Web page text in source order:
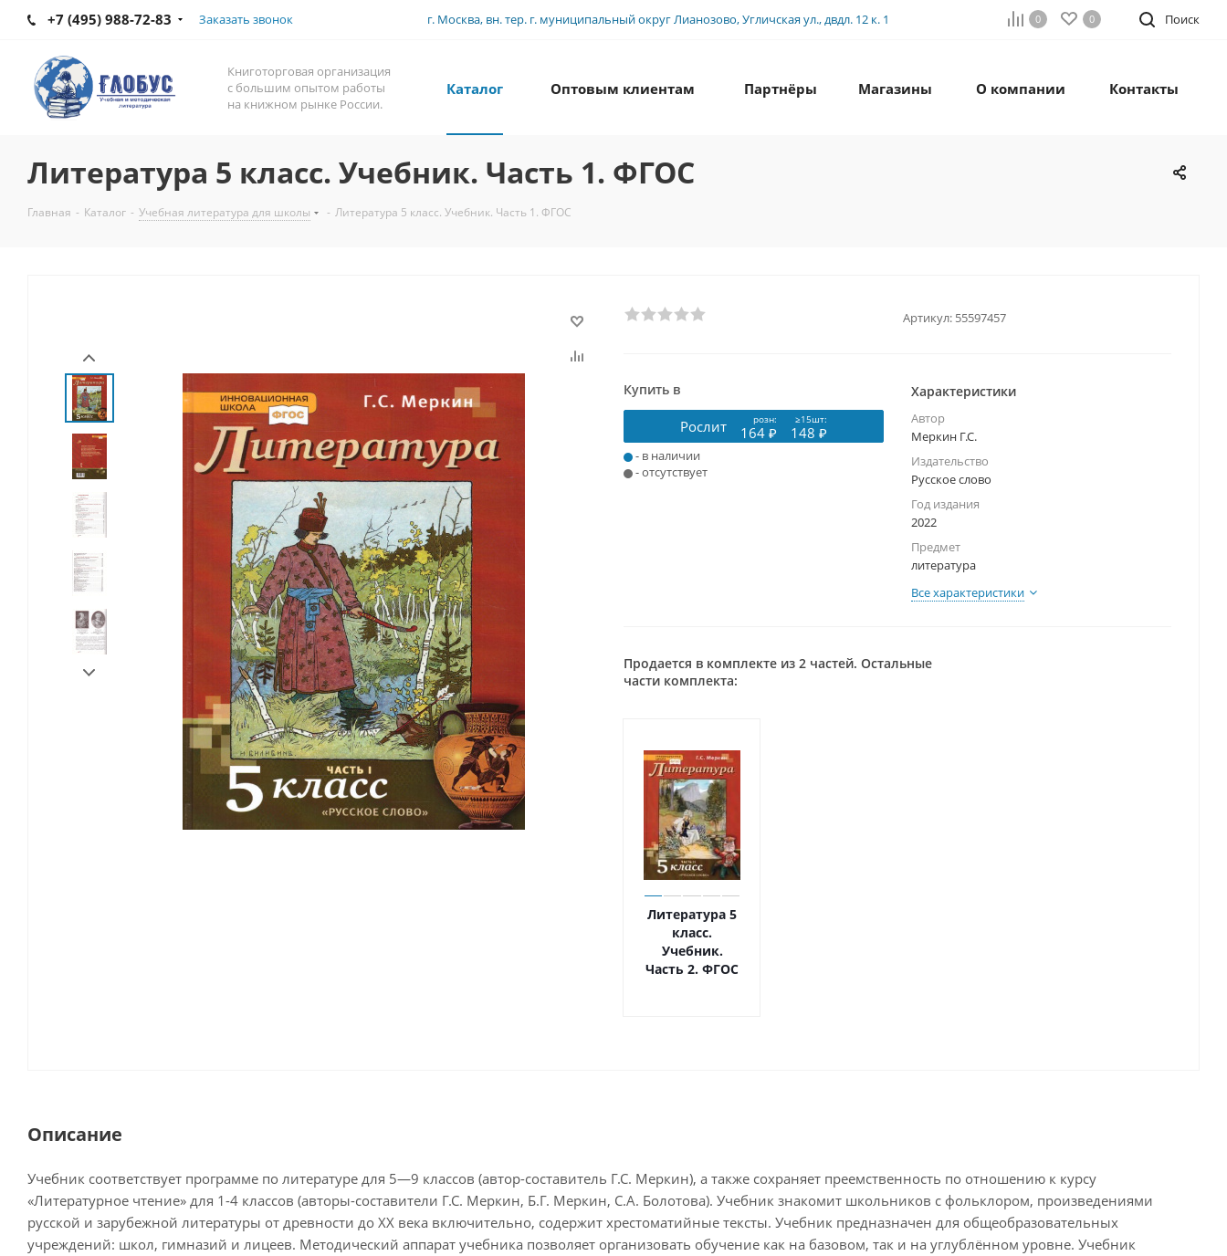
+7 (495) 988-72-83 Заказать звонок г. Москва, вн. тер. г. муниципальный округ Лианозово, Угличская ул., двдл. 12 к. 1 Поиск
0 0
Книготорговая организация
с большим опытом работы
на книжном рынке России.
Каталог Оптовым клиентам Партнёры Магазины О компании Контакты
Литература 5 класс. Учебник. Часть 1. ФГОС
Главная - Каталог - Учебная литература для школы - Литература 5 класс. Учебник. Часть 1. ФГОС
Артикул: 55597457
Купить в
Рослит розн: ≥15шт:
164 ₽ 148 ₽
- в наличии
- отсутствует
Характеристики
Автор
Меркин Г.С.
Издательство
Русское слово
Год издания
2022
Предмет
литература
Все характеристики
Продается в комплекте из 2 частей. Остальные
части комплекта:
Литература 5
класс.
Учебник.
Часть 2. ФГОС
Описание
Учебник соответствует программе по литературе для 5—9 классов (автор-составитель Г.С. Меркин), а также сохраняет преемственность по отношению к курсу
«Литературное чтение» для 1-4 классов (авторы-составители Г.С. Меркин, Б.Г. Меркин, С.А. Болотова). Учебник знакомит школьников с фольклором, произведениями
русской и зарубежной литературы от древности до XX века включительно, содержит хрестоматийные тексты. Учебник предназначен для общеобразовательных
учреждений: школ, гимназий и лицеев. Методический аппарат учебника позволяет организовать обучение как на базовом, так и на углублённом уровне. Учебник